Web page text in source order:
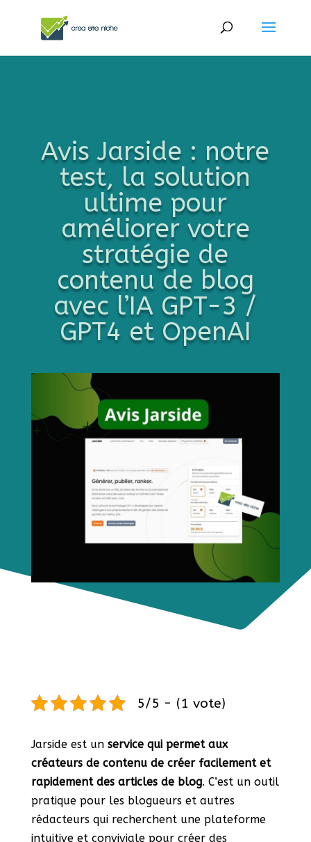
Avis Jarside : notre
test, la solution
ultime pour
améliorer votre
stratégie de
contenu de blog
avec l’IA GPT-3 /
GPT4 et OpenAI
5/5 - (1 vote)
Jarside est un service qui permet aux
créateurs de contenu de créer facilement et
rapidement des articles de blog. C’est un outil
pratique pour les blogueurs et autres
rédacteurs qui recherchent une plateforme
intuitive et conviviale pour créer des